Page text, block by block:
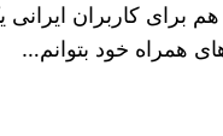
برای کاربران
همراه خود بتوانم…